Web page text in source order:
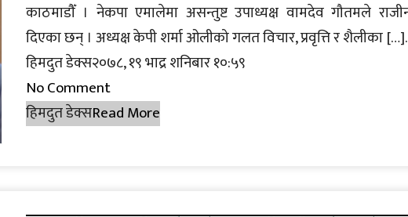
काठमाडौँ । नेकपा एमालेमा असन्तुष्ट उपाध्यक्ष वामदेव गौतमले
दिएका छन् । अध्यक्ष केपी शर्मा ओलीको गलत विचार, प्रवृत्ति र शैलीका
हिमदुत डेक्स२०७८, १९ भाद्र शनिबार १०:५९
No Comment
हिमदुत डेक्सRead More